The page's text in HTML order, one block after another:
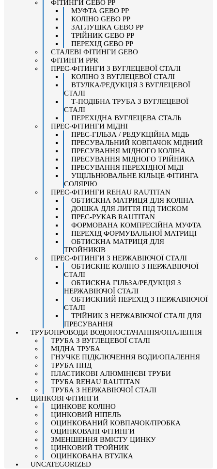
ФІТИНГИ GEBO PP
МУФТА GEBO PP
КОЛІНО GEBO PP
ЗАГЛУШКА GEBO PP
ТРІЙНИК GEBO PP
ПЕРЕХІД GEBO PP
СТАЛЕВІ ФІТИНГИ GEBO
ФІТИНГИ PPR
ПРЕС-ФІТИНГИ З ВУГЛЕЦЕВОЇ СТАЛІ
КОЛІНО З ВУГЛЕЦЕВОЇ СТАЛІ
ВТУЛКА/РЕДУКЦІЯ З ВУГЛЕЦЕВОЇ
СТАЛІ
Т-ПОДІБНА ТРУБА З ВУГЛЕЦЕВОЇ
СТАЛІ
ПЕРЕХІДНА ВУГЛЕЦЕВА СТАЛЬ
ПРЕС-ФІТИНГИ МІДНІ
ПРЕС-ГІЛЬЗА / РЕДУКЦІЙНА МІДЬ
ПРЕСУВАЛЬНИЙ КОВПАЧОК МІДНИЙ
ПРЕСУВАННЯ МІДНОГО КОЛІНА
ПРЕСУВАННЯ МІДНОГО ТРІЙНИКА
ПРЕСУВАННЯ ПЕРЕХІДНОЇ МІДІ
УЩІЛЬНЮВАЛЬНЕ КІЛЬЦЕ ФІТИНГА
СОЛЯРІЮ
ПРЕС-ФІТИНГИ REHAU RAUTITAN
ОБТИСКНА МАТРИЦЯ ДЛЯ КОЛІНА
ДОШКА ДЛЯ ЛИТТЯ ПІД ТИСКОМ
ПРЕС-РУКАВ RAUTITAN
ФОРМОВАНА КОМПРЕСІЙНА МУФТА
ПЕРЕХІД ФОРМУВАЛЬНОЇ МАТРИЦІ
ОБТИСКНА МАТРИЦЯ ДЛЯ
ТРОЙНИКІВ
ПРЕС-ФІТИНГИ З НЕРЖАВІЮЧОЇ СТАЛІ
ОБТИСКНЕ КОЛІНО З НЕРЖАВІЮЧОЇ
СТАЛІ
ОБТИСКНА ГІЛЬЗА/РЕДУКЦІЯ З
НЕРЖАВІЮЧОЇ СТАЛІ
ОБТИСКНИЙ ПЕРЕХІД З НЕРЖАВІЮЧОЇ
СТАЛІ
ТРІЙНИК З НЕРЖАВІЮЧОЇ СТАЛІ ДЛЯ
ПРЕСУВАННЯ
ТРУБОПРОВОДИ ВОДОПОСТАЧАННЯ/ОПАЛЕННЯ
ТРУБА З ВУГЛЕЦЕВОЇ СТАЛІ
МІДНА ТРУБА
ГНУЧКЕ ПІДКЛЮЧЕННЯ ВОДИ/ОПАЛЕННЯ
ТРУБА ПНД
ПЛАСТИКОВІ АЛЮМІНІЄВІ ТРУБИ
ТРУБА REHAU RAUTITAN
ТРУБА З НЕРЖАВІЮЧОЇ СТАЛІ
ЦИНКОВІ ФІТИНГИ
ЦИНКОВЕ КОЛІНО
ЦИНКОВИЙ НІПЕЛЬ
ОЦИНКОВАНИЙ КОВПАЧОК/ПРОБКА
ОЦИНКОВАНІ ФІТИНГИ
ЗМЕНШЕННЯ ВМІСТУ ЦИНКУ
ЦИНКОВИЙ ТРОЙНИК
ОЦИНКОВАНА ВТУЛКА
UNCATEGORIZED